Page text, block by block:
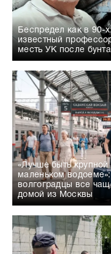
Беспредел как в 90-
известный
месть УК после
«Лучше быть
маленьком
волгоградцы все
домой из Москвы